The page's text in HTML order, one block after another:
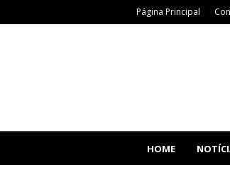
Página Principal
HOME